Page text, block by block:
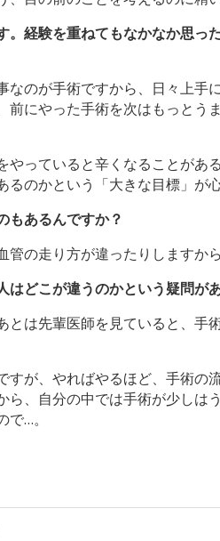
経験を重ねてもなかなか思っ
なのが手術ですから、日々上
にやった手術を次はもっと
っていると辛くなることが
のかという「大きな目標」が
あるんですか？
の走り方が違ったりしますか
どこが違うのかという疑問があ
は先輩医師を見ていると、手
が、やればやるほど、手術
ら、自分の中では手術が少し
…。